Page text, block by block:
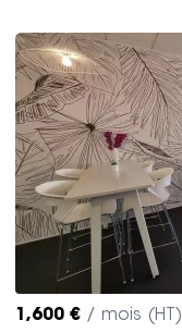
1,600 € / mois (HT)